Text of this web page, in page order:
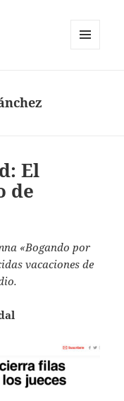
El
de
«Bogando por
vacaciones de